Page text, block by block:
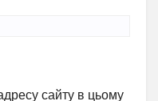
сайту в цьому